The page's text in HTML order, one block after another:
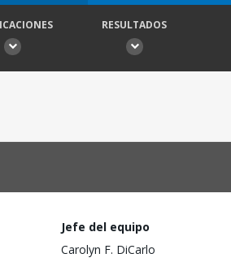
RESULTADOS
Jefe del equipo
Carolyn F. DiCarlo